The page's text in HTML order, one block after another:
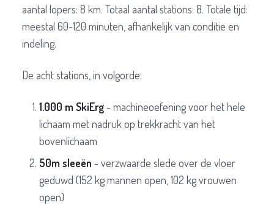
aantal lopers: 8 km. Totaal aantal stations: 8. Totale tijd:
meestal 60-120 minuten, afhankelijk van conditie en
indeling.
De acht stations, in volgorde:
1.000 m SkiErg - machineoefening voor het hele
lichaam met nadruk op trekkracht van het
bovenlichaam
50m sleeën - verzwaarde slede over de vloer
geduwd (152 kg mannen open, 102 kg vrouwen
open)